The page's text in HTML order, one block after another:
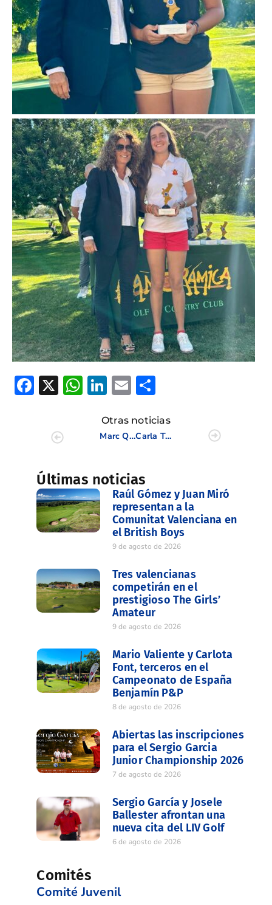
Facebook
X WhatsApp
LinkedIn
Email
Otras noticias
Marc Quintana y Xinyi Gu se mantienen en el liderato del S18 y S16 CV
Carla Tejedo afronta la segunda cita de la Escuela de la LPGA
Últimas noticias
Raúl Gómez y Juan Miró
representan a la
Comunitat Valenciana en
el British Boys
9 de agosto de 2026
Tres valencianas
competirán en el
prestigioso The Girls’
Amateur
9 de agosto de 2026
Mario Valiente y Carlota
Font, terceros en el
Campeonato de España
Benjamín P&P
8 de agosto de 2026
Abiertas las inscripciones
para el Sergio Garcia
Junior Championship 2026
7 de agosto de 2026
Sergio García y Josele
Ballester afrontan una
nueva cita del LIV Golf
6 de agosto de 2026
Comités
Comité Juvenil